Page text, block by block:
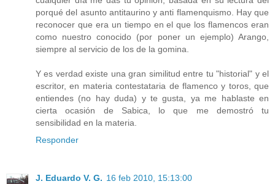
porqué del asunto antitaurino y anti flamenquismo. Hay que
reconocer que era un tiempo en el que los flamencos eran
como nuestro conocido (por poner un ejemplo) Arango,
siempre al servicio de los de la gomina.
Y es verdad existe una gran similitud entre tu "historial" y el
escritor, en materia contestataria de flamenco y toros, que
entiendes (no hay duda) y te gusta, ya me hablaste en
cierta ocasión de Sabica, lo que me demostró tu
sensibilidad en la materia.
Responder
J. Eduardo V. G. 16 feb 2010, 15:13:00